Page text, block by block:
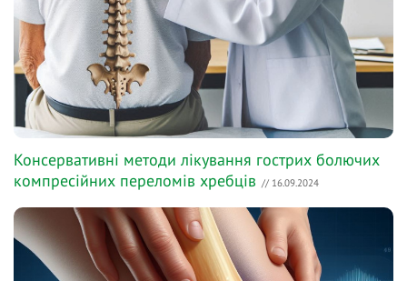
Консервативні методи лікування гострих болючих
компресійних переломів хребців // 16.09.2024